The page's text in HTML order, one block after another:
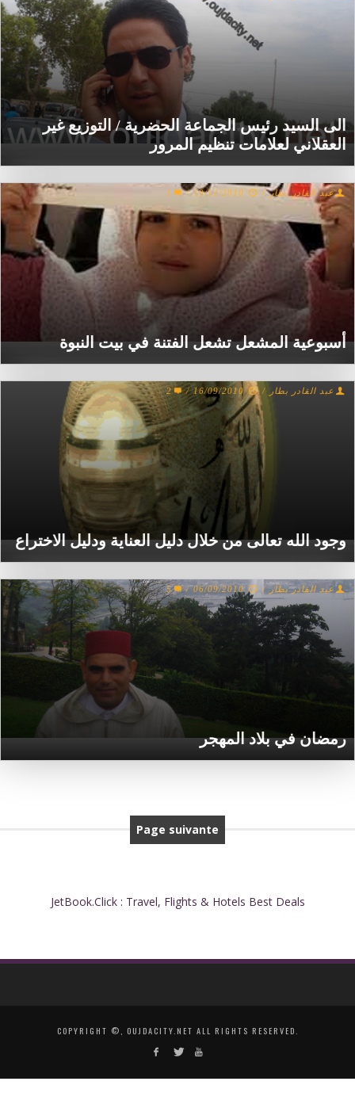
الى السيد رئيس الجماعة الحضرية / التوزيع غير
العقلاني لعلامات تنظيم المرور
أسبوعية المشعل تشعل الفتنة في بيت النبوة
عبد القادر بطار /
19/11/2010
/
1
وجود الله تعالى من خلال دليل العناية ودليل الاختراع
عبد القادر بطار /
16/09/2010
/
2
رمضان في بلاد المهجر
عبد القادر بطار /
06/09/2010
/
5
Page suivante
JetBook.Click : Travel, Flights & Hotels Best Deals
COPYRIGHT ©, OUJDACITY.NET ALL RIGHTS RESERVED.